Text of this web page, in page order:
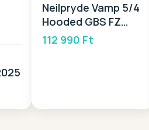
Neilpryde Vamp 5/4
Hooded GBS FZ
2026
112 990 Ft